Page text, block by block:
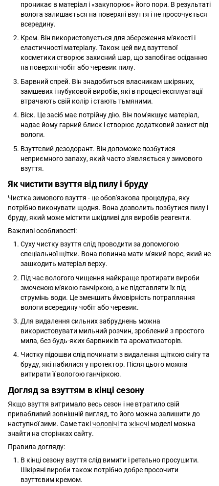
проникає в матеріал і «закупорює» його пори. В результаті
волога залишається на поверхні взуття і не просочується
всередину.
Крем. Він використовується для збереження м'якості і
еластичності матеріалу. Також цей вид взуттєвої
косметики створює захисний шар, що запобігає осіданню
на поверхні чобіт або черевик пилу.
Барвний спрей. Він знадобиться власникам шкіряних,
замшевих і нубуковой виробів, які в процесі експлуатації
втрачають свій колір і стають тьмяними.
Віск. Це засіб має потрійну дію. Він пом'якшує матеріал,
надає йому гарний блиск і створює додатковий захист від
вологи.
Взуттєвий дезодорант. Він допоможе позбутися
неприємного запаху, який часто з'являється у зимового
взуття.
Як чистити взуття від пилу і бруду
Чистка зимового взуття - це обов'язкова процедура, яку
потрібно виконувати щодня. Вона дозволить позбутися пилу і
бруду, який може містити шкідливі для виробів реагенти.
Важливі особливості:
Суху чистку взуття слід проводити за допомогою
спеціальної щітки. Вона повинна мати м'який ворс, який не
зашкодить матеріал верху.
Під час вологого чищення найкраще протирати вироби
змоченою м'якою ганчіркою, а не підставляти їх під
струмінь води. Це зменшить ймовірність потрапляння
вологи всередину чобіт або черевик.
Для видалення сильних забруднень можна
використовувати мильний розчин, зроблений з простого
мила, без будь-яких барвників та ароматизаторів.
Чистку підошви слід починати з видалення щіткою снігу та
бруду, які набилися у протектор. Після цього можна
витирати її вологою ганчіркою.
Догляд за взуттям в кінці сезону
Якщо взуття витримало весь сезон і не втратило свій
привабливий зовнішній вигляд, то його можна залишити до
наступної зими. Саме такічоловічіта жіночі моделі можна
знайти на сторінках сайту.
Правила догляду:
В кінці сезону взуття слід вимити і ретельно просушити.
Шкіряні вироби також потрібно добре просочити
взуттєвим кремом.